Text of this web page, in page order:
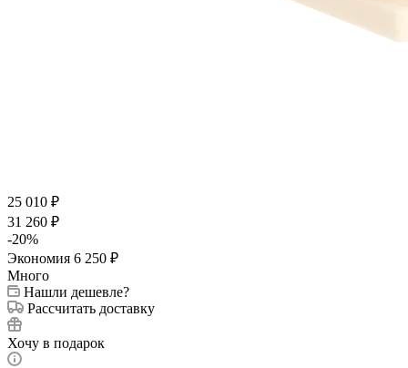
25 010 ₽
31 260 ₽
-20%
Экономия 6 250 ₽
Много
Нашли дешевле?
Рассчитать доставку
Хочу в подарок